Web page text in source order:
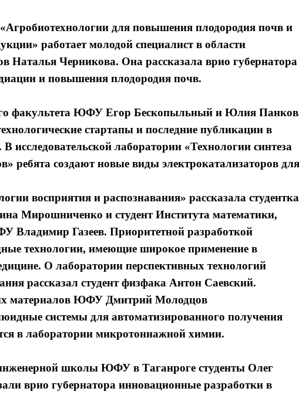
для повышения плодородия почв и
работает молодой специалист в области
Наталья Черникова. Она рассказала врио губернатора
и повышения плодородия почв.
факультета ЮФУ Егор Бескопыльный и Юлия
стартапы и последние публикации в
лаборатории «Технологии синтеза
ребята создают новые виды электрокатализаторов для
восприятия и распознавания» рассказала студентка
Мирошниченко и студент Института математики,
Газеев. Приоритетной разработкой
технологии, имеющие широкое применение в
О лаборатории перспективных технологий
рассказал студент физфака Антон Саевский.
материалов ЮФУ Дмитрий Молодцов
системы для автоматизированного получения
в лаборатории микротоннажной химии.
школы ЮФУ в Таганроге студенты Олег
врио губернатора инновационные разработки в